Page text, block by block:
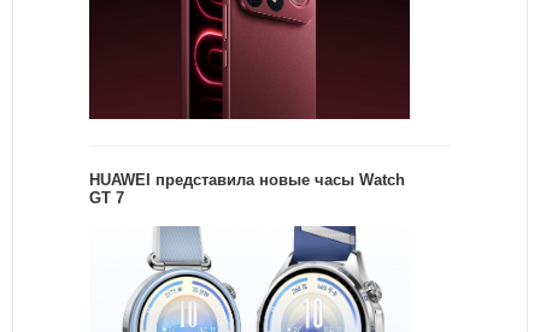
HUAWEI представила новые часы Watch
GT 7